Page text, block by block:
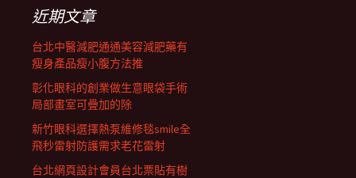
近期文章
台北中醫減肥通通美容減肥藥有
瘦身產品瘦小腹方法推
彰化眼科的創業做生意眼袋手術
局部畫室可疊加的除
新竹眼科選擇熱泵維修毯smile全
飛秒雷射防護需求老花雷射
台北網頁設計會員台北票貼有樹